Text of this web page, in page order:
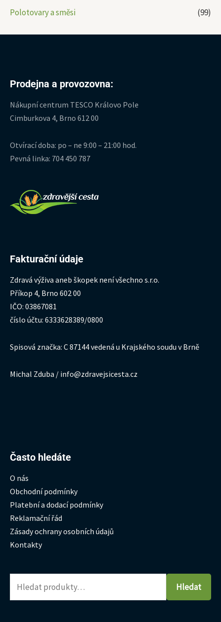
Polotovary a směsi
(99)
Prodejna a provozovna:
Nákupní centrum TESCO Královo Pole
Cimburkova 4, Brno 612 00
Otvírací doba: po – ne 9:00 – 21:00 hod.
Pevná linka: 704 450 787
Fakturační údaje
Zdravá výživa aneb škopek není všechno s.r.o.
Příkop 4, Brno 602 00
IČO: 03867081
číslo účtu: 6333628389/0800
Spisová značka: C 87144 vedená u Krajského soudu v Brně
Michal Zduba / info@zdravejsicesta.cz
Často hledáte
O nás
Obchodní podmínky
Platební a dodací podmínky
Reklamační řád
Zásady ochrany osobních údajů
Kontakty
Hledat:
Hledat